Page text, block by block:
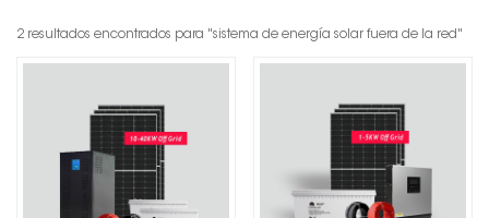
2 resultados encontrados para "sistema de energía solar fuera de la red"